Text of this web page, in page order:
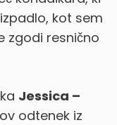
kot sem
zgodi resnično
Jessica –
odtenek iz